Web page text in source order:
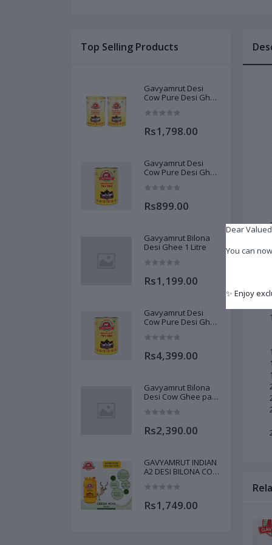
Top Selling Products
Gavyamrut Desi
Cow Pure Desi Ghee
Rs1,798.00
Gavyamrut Desi
Cow Pure Desi Ghee
Rs899.00
Gavyamrut Bilona
Desi Ghee 1 Litre
Rs1,199.00
Gavyamrut Desi
Cow Pure Desi Ghee
Rs4,399.00
Gavyamrut Bilona
Desi Cow Ghee pack
Rs2,390.00
GAVYAMRUT INDIAN
A2 DESI BILONA COW
Rs1,749.00
Dear
You can
✨ Enjoy